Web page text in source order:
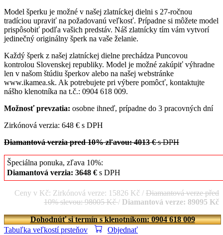
Model šperku je možné v našej zlatníckej dielni s 27-ročnou
tradíciou upraviť na požadovanú veľkosť. Prípadne si môžete model
prispôsobiť podľa vašich predstáv. Náš zlatnícky tím vám vytvorí
jedinečný originálny šperk na vaše želanie.
Každý šperk z našej zlatníckej dielne prechádza Puncovou
kontrolou Slovenskej republiky. Model je možné zakúpiť výhradne
len v našom štúdiu šperkov alebo na našej webstránke
www.ikamea.sk. Ak potrebujete pri výbere pomôcť, kontaktujte
nášho klenotníka na t.č.: 0904 618 009.
Možnosť prevzatia: osobne ihneď, prípadne do 3 pracovných dní
Zirkónová verzia: 648 € s DPH
Diamantová verzia pred 10% zľavou: 4013 €s DPH
Špeciálna ponuka, zľava 10%:
Diamantová verzia: 3648 € s DPH
Ceny v Kč: Zirkónová verze: 15826 Kč / Diamantová verze před
10% slevou: 98005 Kč/ Diamantová verze: 89095 Kč
Dohodnúť si termín s klenotníkom: 0904 618 009
Tabuľka veľkostí prsteňov
Objednať